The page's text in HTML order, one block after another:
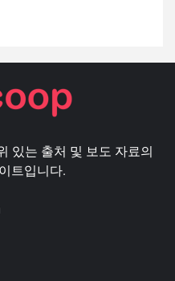
있는 출처 및 보도 자료의
트입니다.